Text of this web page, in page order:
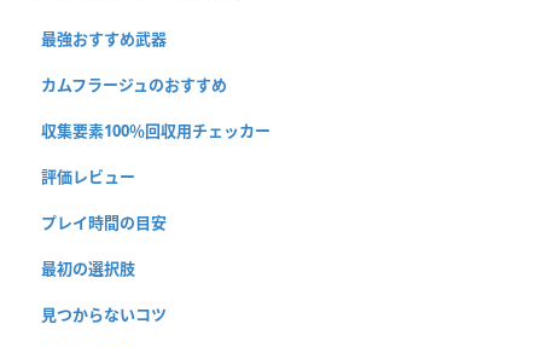
最強おすすめ武器
カムフラージュのおすすめ
収集要素100％回収用チェッカー
評価レビュー
プレイ時間の目安
最初の選択肢
見つからないコツ